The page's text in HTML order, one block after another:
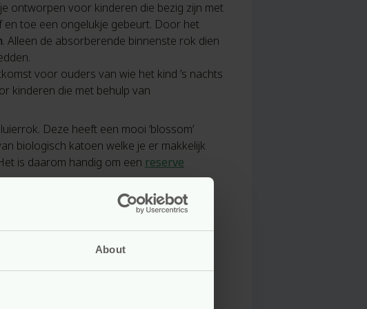
About
ontworpen voor kinderen die bezig zijn met
en toe een ongelukje gebeurt. Door het
. Alleen de absorberende binnenste rok dien
voor ouders van wie het kind ’s nachts
kinderen die met behulp van
Deze heeft een mooi ‘blossom’
biologisch katoen welke je er makkelijk
is daarom handig om een reserve